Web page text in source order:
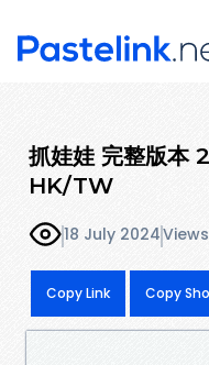
抓娃娃 完整版
HK/TW
18 July 2024
Copy Link Copy